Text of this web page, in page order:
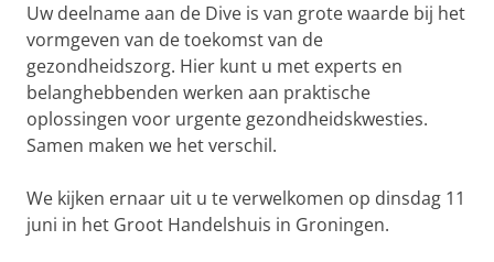
Uw deelname aan de Dive is van grote waarde bij het
vormgeven van de toekomst van de
gezondheidszorg. Hier kunt u met experts en
belanghebbenden werken aan praktische
oplossingen voor urgente gezondheidskwesties.
Samen maken we het verschil.
We kijken ernaar uit u te verwelkomen op dinsdag 11
juni in het Groot Handelshuis in Groningen.